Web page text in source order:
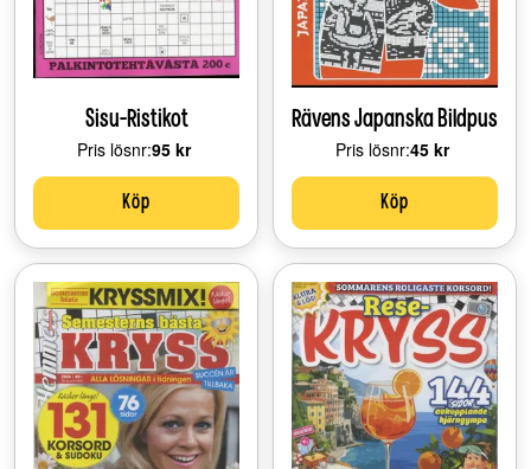
Sisu-Ristikot
Pris lösnr:Price:
95 kr
Köp
Rävens Japanska Bildpus
Pris lösnr:Price:
45 kr
Köp